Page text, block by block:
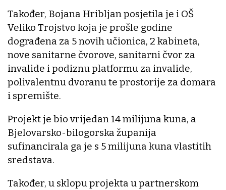
Također, Bojana Hribljan posjetila je i OŠ
Veliko Trojstvo koja je prošle godine
dograđena za 5 novih učionica, 2 kabineta,
nove sanitarne čvorove, sanitarni čvor za
invalide i podiznu platformu za invalide,
polivalentnu dvoranu te prostorije za domara
i spremište.
Projekt je bio vrijedan 14 milijuna kuna, a
Bjelovarsko-bilogorska županija
sufinancirala ga je s 5 milijuna kuna vlastitih
sredstava.
Također, u sklopu projekta u partnerskom